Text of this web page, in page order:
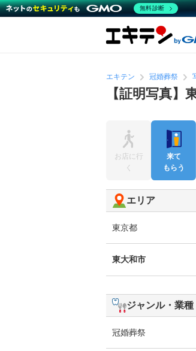
エキテン 冠婚葬祭
【証明写真
お店に行
く
来て
もらう
エリア
東京都
東大和市
ジャンル・業種
冠婚葬祭
無料診断